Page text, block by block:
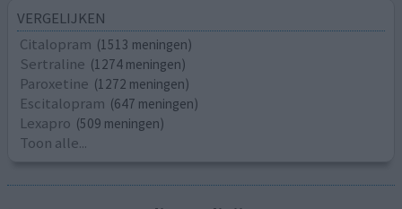
VERGELIJKEN
Citalopram (1513 meningen)
Sertraline (1274 meningen)
Paroxetine (1272 meningen)
Escitalopram (647 meningen)
Lexapro (509 meningen)
Toon alle...